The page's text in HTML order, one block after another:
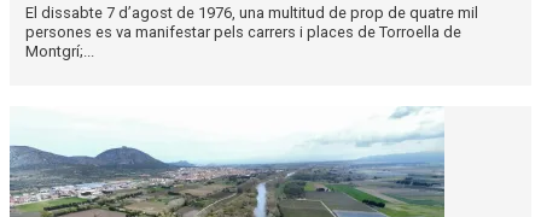
El dissabte 7 d’agost de 1976, una multitud de prop de quatre mil
persones es va manifestar pels carrers i places de Torroella de
Montgrí;...